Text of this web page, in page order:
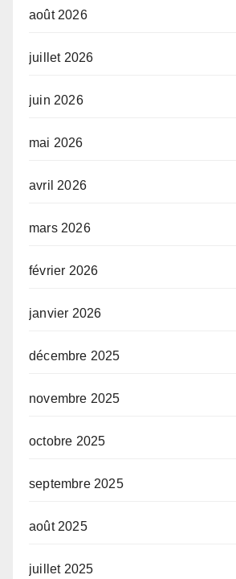
août 2026
juillet 2026
juin 2026
mai 2026
avril 2026
mars 2026
février 2026
janvier 2026
décembre 2025
novembre 2025
octobre 2025
septembre 2025
août 2025
juillet 2025